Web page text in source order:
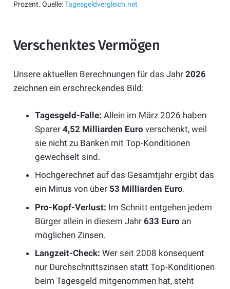
Prozent. Quelle:Tagesgeldvergleich.net
Verschenktes Vermögen
Unsere aktuellen Berechnungen für das Jahr 2026
zeichnen ein erschreckendes Bild:
Tagesgeld-Falle: Allein im März 2026 haben
Sparer 4,52 Milliarden Euro verschenkt, weil
sie nicht zu Banken mit Top-Konditionen
gewechselt sind.
Hochgerechnet auf das Gesamtjahr ergibt das
ein Minus von über 53 Milliarden Euro.
Pro-Kopf-Verlust: Im Schnitt entgehen jedem
Bürger allein in diesem Jahr 633 Euro an
möglichen Zinsen.
Langzeit-Check: Wer seit 2008 konsequent
nur Durchschnittszinsen statt Top-Konditionen
beim Tagesgeld mitgenommen hat, steht